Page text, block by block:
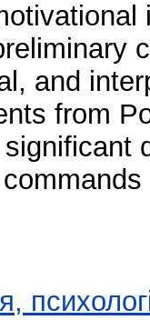
and
from